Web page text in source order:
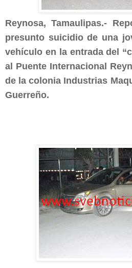
Reynosa, Tamaulipas.-
presunto suicidio de una
vehículo en la entrada del
al Puente Internacional
de la colonia Industrias
Guerreño.